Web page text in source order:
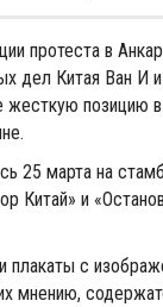
протеста в
дел Китая Ван И
жесткую позицию
25 марта на
Китай» и
с
мнению,